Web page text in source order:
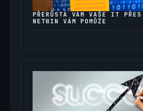
PŘERŮSTÁ VÁM VAŠE IT PŘES
NETWIN VÁM POMŮŽE